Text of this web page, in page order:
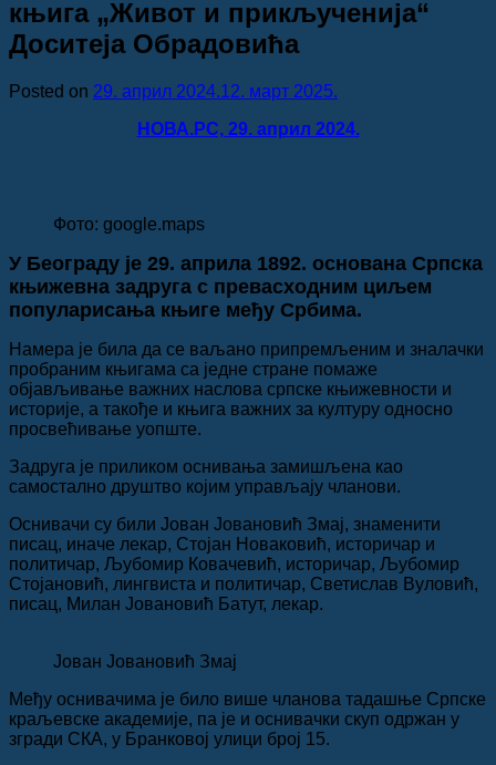
књига „Живот и прикљученија“
Доситеја Обрадовића
Posted on 29. април 2024.12. март 2025.
НОВА.РС, 29. април 2024.
Фото: google.maps
У Београду је 29. априла 1892. основана Српска
књижевна задруга с превасходним циљем
популарисања књиге међу Србима.
Намера је била да се ваљано припремљеним и зналачки
пробраним књигама са једне стране помаже
објављивање важних наслова српске књижевности и
историје, а такође и књига важних за културу односно
просвећивање уопште.
Задруга је приликом оснивања замишљена као
самостално друштво којим управљају чланови.
Оснивачи су били Јован Јовановић Змај, знаменити
писац, иначе лекар, Стојан Новаковић, историчар и
политичар, Љубомир Ковачевић, историчар, Љубомир
Стојановић, лингвиста и политичар, Светислав Вуловић,
писац, Милан Јовановић Батут, лекар.
Јован Јовановић Змај
Међу оснивачима је било више чланова тадашње Српске
краљевске академије, па је и оснивачки скуп одржан у
згради СКА, у Бранковој улици број 15.